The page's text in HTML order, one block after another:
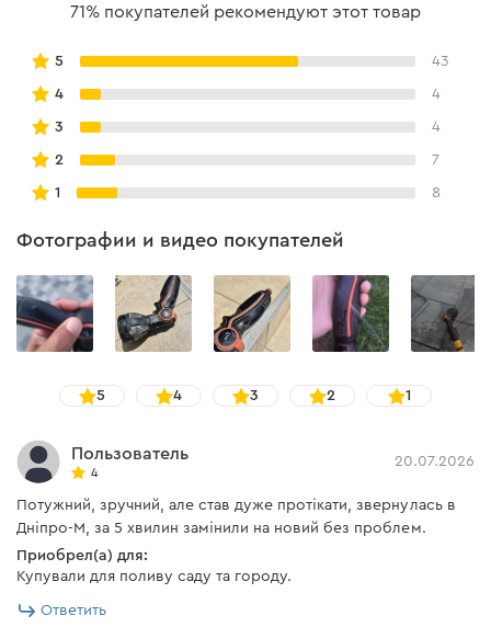
71% покупателей рекомендуют этот товар
5 43
4 4
3 4
2 7
1 8
Фотографии и видео покупателей
5 4 3 2 1
Пользователь
4
20.07.2026
Потужний, зручний, але став дуже протікати, звернулась в
Дніпро-М, за 5 хвилин замінили на новий без проблем.
Приобрел(а) для:
Купували для поливу саду та городу.
Ответить